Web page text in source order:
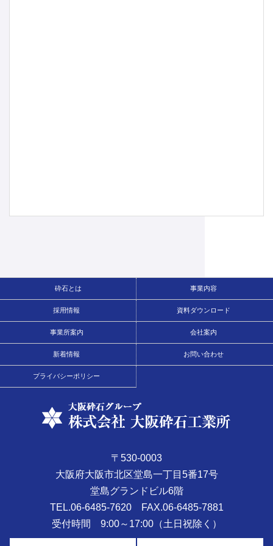
砕石とは 事業内容
採用情報 資料ダウンロード
事業所案内 会社案内
新着情報 お問い合わせ
プライバシーポリシー
〒530-0003
大阪府大阪市北区堂島一丁目5番17号
堂島グランドビル6階
TEL.06-6485-7620FAX.06-6485-7881
受付時間 9:00～17:00（土日祝除く）